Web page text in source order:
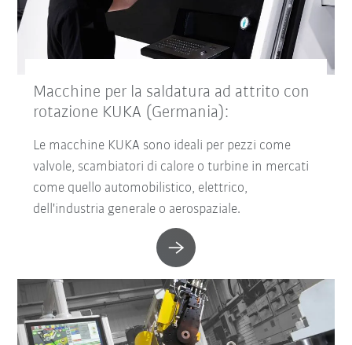
Macchine per la saldatura ad attrito con
rotazione KUKA (Germania):
Le macchine KUKA sono ideali per pezzi come
valvole, scambiatori di calore o turbine in mercati
come quello automobilistico, elettrico,
dell'industria generale o aerospaziale.